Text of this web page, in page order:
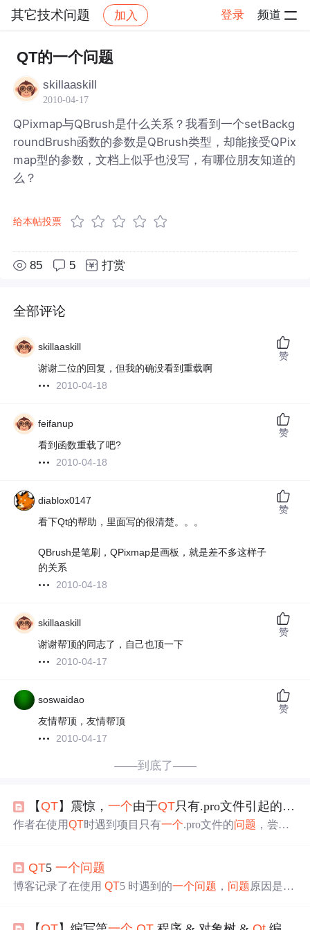
其它技术问题 加入 登录 频道
社区 其它技术问题
QT的一个问题
skillaaskill
2010-04-17
QPixmap与QBrush是什么关系？我看到一个setBackg
roundBrush函数的参数是QBrush类型，却能接受QPix
map型的参数，文档上似乎也没写，有哪位朋友知道的
么？
给本帖投票
85 5 打赏
全部评论
skillaaskill
谢谢二位的回复，但我的确没看到重载啊
2010-04-18
赞
feifanup
看到函数重载了吧?
2010-04-18
赞
diablox0147
看下Qt的帮助，里面写的很清楚。。。
QBrush是笔刷，QPixmap是画板，就是差不多这样子
的关系
2010-04-18
赞
skillaaskill
谢谢帮顶的同志了，自己也顶一下
2010-04-17
赞
soswaidao
友情帮顶，友情帮顶
2010-04-17
赞
——到底了——
【 QT】震惊，一个由于QT只有.pro文件引起的世界难题。本文解决
作者在使用QT时遇到项目只有一个.pro文件的问题 ，尝试
8并重新打开项目后
的人。
QT5一个问题
博客记录了在使用QT5 时遇到的一个问题 ， 问题原因是存